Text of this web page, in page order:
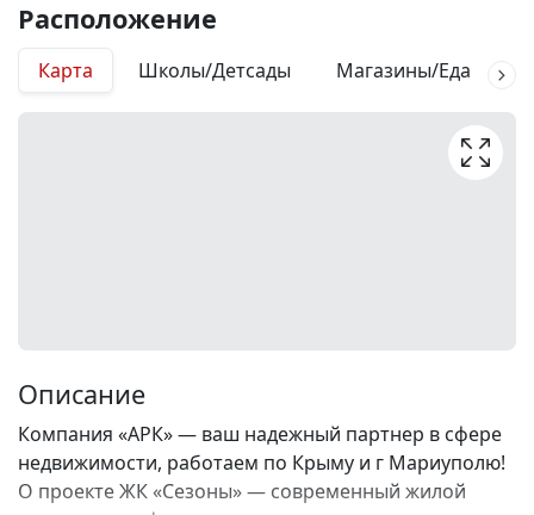
Расположение
Карта Школы/Детсады Магазины/Еда
Описание
Компания «АРК» — ваш надежный партнер в сфере
недвижимости, работаем по Крыму и г Мариуполю!
О проекте ЖК «Сезоны» — современный жилой